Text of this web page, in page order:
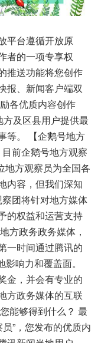
平台遵循开放原
者的一项专享权
推送功能将您创作
报、新闻客户端双
各优质内容创作
方及区县用户提供最
等。 【企鹅号地方
前企鹅号地方观察
地方观察员为全国各
内容，但我们深知
团将针对地方媒体
的权益和运营支持
方政务政务媒体，
一时间通过腾讯的
响力和覆盖面。
金，并会有专业的
方政务媒体的互联
能够得到什么？ 最
”，您发布的优质内